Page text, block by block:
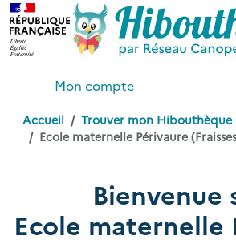
Mon compte
Accueil
Trouver mon Hibouthèque
Ecole maternelle Périvaure
Bienvenue
Ecole maternelle